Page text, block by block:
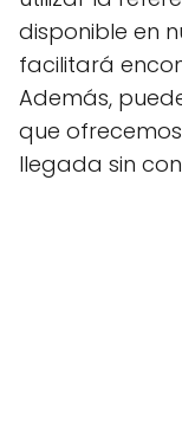
disponible en
facilitará
Además,
que
llegada sin